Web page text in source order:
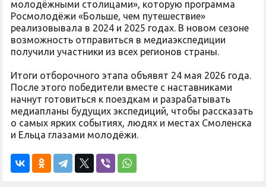
молодёжными столицами», которую программа
Росмолодёжи «Больше, чем путешествие»
реализовывала в 2024 и 2025 годах. В новом сезоне
возможность отправиться в медиаэкспедиции
получили участники из всех регионов страны.
Итоги отборочного этапа объявят 24 мая 2026 года.
После этого победители вместе с наставниками
начнут готовиться к поездкам и разрабатывать
медиапланы будущих экспедиций, чтобы рассказать
о самых ярких событиях, людях и местах Смоленска
и Ельца глазами молодёжи.